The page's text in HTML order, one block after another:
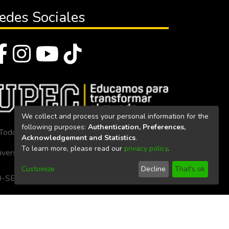
Sociales
los derechos reservados 2023
Politécnica Estatal del Carchi
SE-33-CACES-2020
We collect and process your personal information for the
following purposes: Authentication, Preferences,
Acknowledgement and Statistics.
To learn more, please read our privacy policy.
Customize Decline That's ok